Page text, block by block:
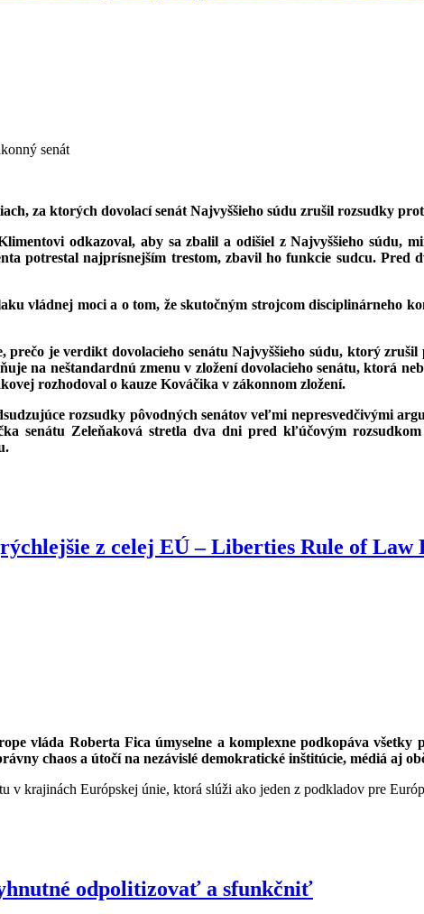
za ktorých dovolací senát Najvyššieho súdu zrušil rozsudky
odkazoval, aby sa zbalil a odišiel z Najvyššieho súdu,
potrestal najprísnejším trestom, zbavil ho funkcie sudcu. Pred
vládnej moci a o tom, že skutočným strojcom disciplinárneho
je verdikt dovolacieho senátu Najvyššieho súdu, ktorý
na neštandardnú zmenu v zložení dovolacieho senátu, ktorá
rozhodoval o kauze Kováčika v zákonnom zložení.
rozsudky pôvodných senátov veľmi nepresvedčivými
senátu Zeleňaková stretla dva dni pred kľúčovým
z celej EÚ – Liberties Rule of Law
vláda Roberta Fica úmyselne a komplexne podkopáva
chaos a útočí na nezávislé demokratické inštitúcie, médiá aj
v krajinách Európskej únie, ktorá slúži ako jeden z podkladov pre
odpolitizovať a sfunkčniť